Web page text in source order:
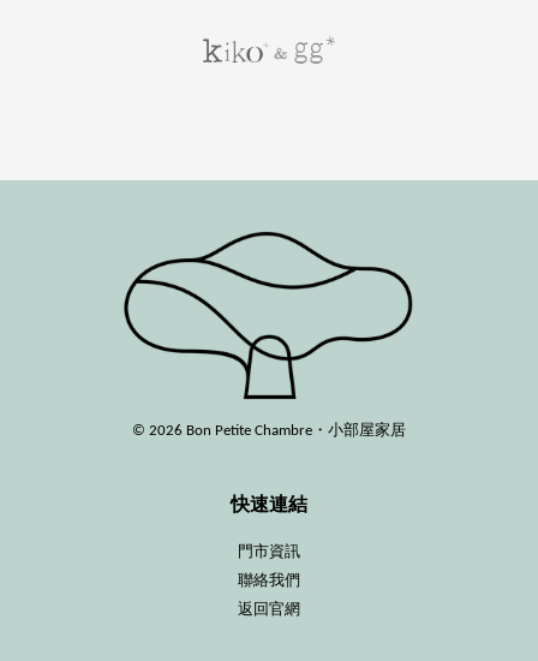
© 2026 Bon Petite Chambre・小部屋家居
快速連結
門市資訊
聯絡我們
返回官網